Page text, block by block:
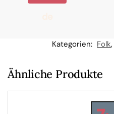
W
Kategorien: Folk,
Ähnliche Produkte